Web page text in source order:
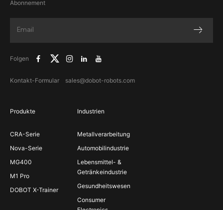
Abonnement
Folgen
Kontakt-Formular sales@dobot-robots.com
Produkte
CRA-Serie
Nova-Serie
MG400
M1 Pro
DOBOT X-Trainer
Industrien
Metallverarbeitung
Automobilindustrie
Lebensmittel- &
Getränkeindustrie
Gesundheitswesen
Consumer